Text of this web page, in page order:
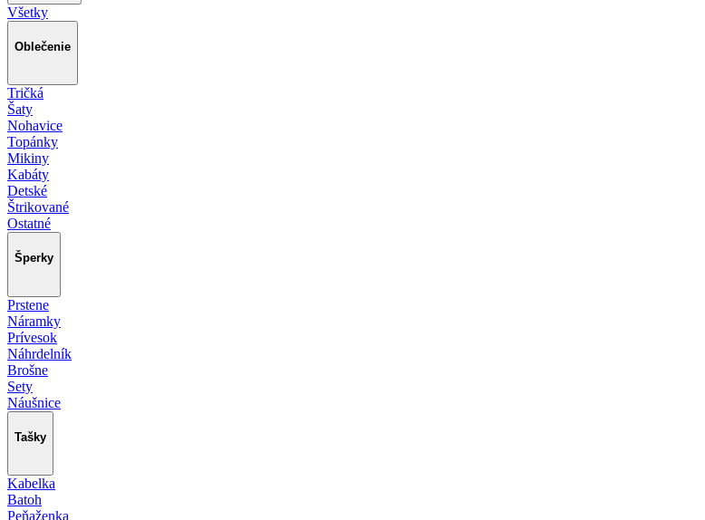
Všetky
Oblečenie
Tričká
Šaty
Nohavice
Topánky
Mikiny
Kabáty
Detské
Štrikované
Ostatné
Šperky
Prstene
Náramky
Prívesok
Náhrdelník
Brošne
Sety
Náušnice
Tašky
Kabelka
Batoh
Peňaženka